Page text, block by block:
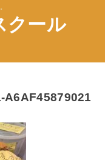
クール
A6AF45879021